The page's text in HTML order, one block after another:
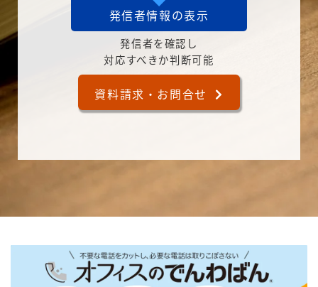
発信者情報の表示
発信者を確認し
対応すべきか判断可能
資料請求・お問合せ